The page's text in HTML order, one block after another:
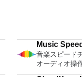
can create
quickly and
simple drag
clean and
ャープ、ぼか
使用してすぐ
集が完了した
するか、個別
す。 テープと
はCDに変換します。
MP3、WAVま
ルを編集しま
コピー、スプ
Music
音楽スピード
オーディオ操